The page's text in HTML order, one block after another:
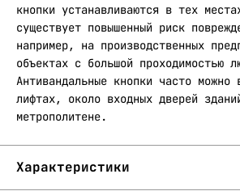
кнопки устанавливаются в тех
существует повышенный риск
например, на производственных
объектах с большой проходимостью
Антивандальные кнопки часто можно
лифтах, около входных дверей
метрополитене.
Характеристики